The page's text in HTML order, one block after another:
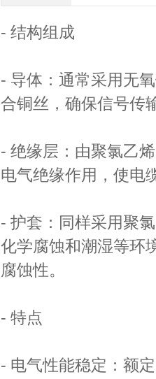
- 结构组成
- 导体：通常采用无
合铜丝，确保信号传
- 绝缘层：由聚氯乙
电气绝缘作用，使电
- 护套：同样采用聚
化学腐蚀和潮湿等环
腐蚀性。
- 特点
- 电气性能稳定：额